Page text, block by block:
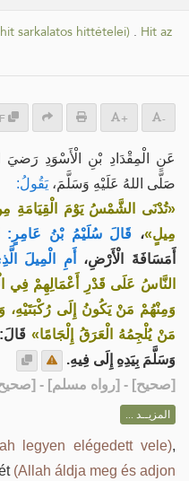
sarkalatos hittételei) . Hit az
+ -
عَنِ الْمِقْدَادِ بْنِ الْأَسْوَدِ
صَلَّى اللهُ عَلَيْهِ وَسَلَّمَ، يَقُولُ:
«تُدْنَى الشَّمْسُ يَوْمَ الْقِيَامَةِ
مِيلٍ»، قَالَ سُلَيْمُ بْنُ عَامِرٍ:
أَمَسَافَةَ الْأَرْضِ، أَمِ الْمِيلَ
النَّاسُ عَلَى قَدْرِ أَعْمَالِهِمْ فِي
وَمِنْهُمْ مَنْ يَكُونُ إِلَى رُكْبَتَيْهِ،
مَنْ يُلْجِمُهُ الْعَرَقُ إِلْجَامًا»قَالَ:
وَسَلَّمَ بِيَدِهِ إِلَى فِيهِ.
[صحيح] - [رواه مسلم] - [صحيح
المزيــد ...
legyen elégedett vele),
(Allah áldja meg és adjon